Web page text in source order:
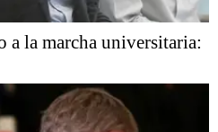
a la marcha universitaria: